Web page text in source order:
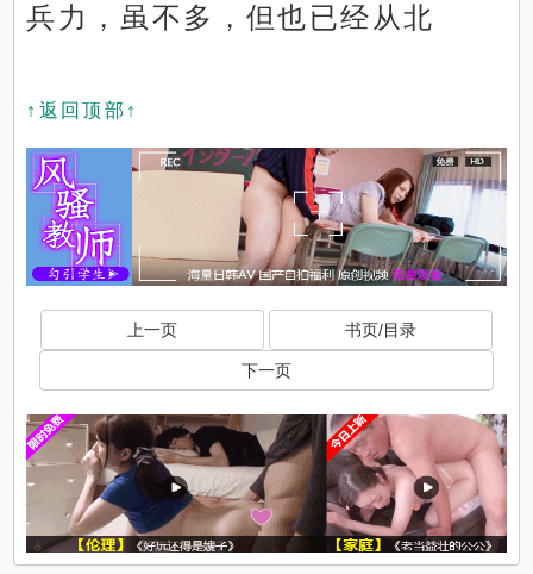
兵力，虽不多，但也已经从北
↑返回顶部↑
上一页 书页/目录
下一页